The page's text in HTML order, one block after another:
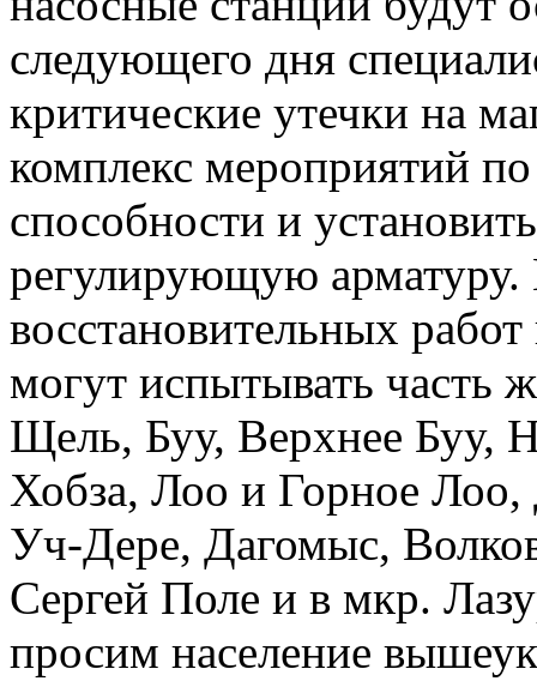
следующего дня
критические утечки на
комплекс мероприятий
способности и
регулирующую арматуру.
восстановительных
могут испытывать часть
Щель, Буу, Верхнее Буу,
Хобза, Лоо и Горное
Уч-Дере, Дагомыс,
Сергей Поле и в мкр.
просим население